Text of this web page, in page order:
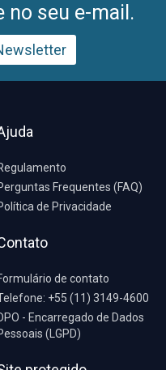
no seu e-mail.
Frequentes (FAQ)
de Privacidade
de contato
+55 (11) 3149-4600
- Encarregado de Dados
(LGPD)